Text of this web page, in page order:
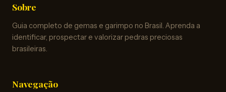
Sobre
Guia completo de gemas e garimpo no Brasil. Aprenda a
identificar, prospectar e valorizar pedras preciosas
brasileiras.
Navegação